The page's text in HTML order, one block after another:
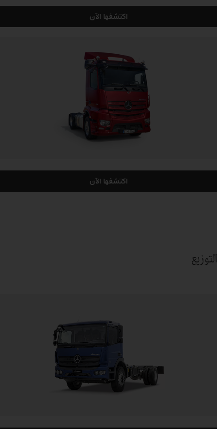
اكتشفها الآن
اكتشفها الآن
التوزيع